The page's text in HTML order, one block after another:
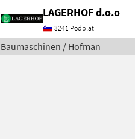
LAGERHOF d.o.o
3241 Podplat
Baumaschinen / Hofman